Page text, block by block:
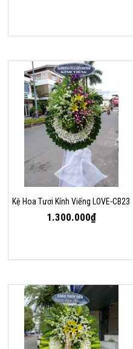
Kệ Hoa Tươi Kính Viếng LOVE-CB23
1.300.000₫